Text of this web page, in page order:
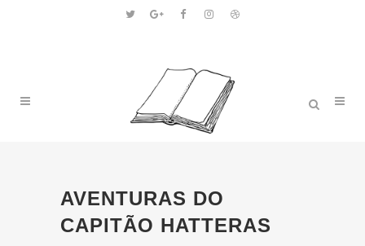
AVENTURAS DO
CAPITÃO HATTERAS